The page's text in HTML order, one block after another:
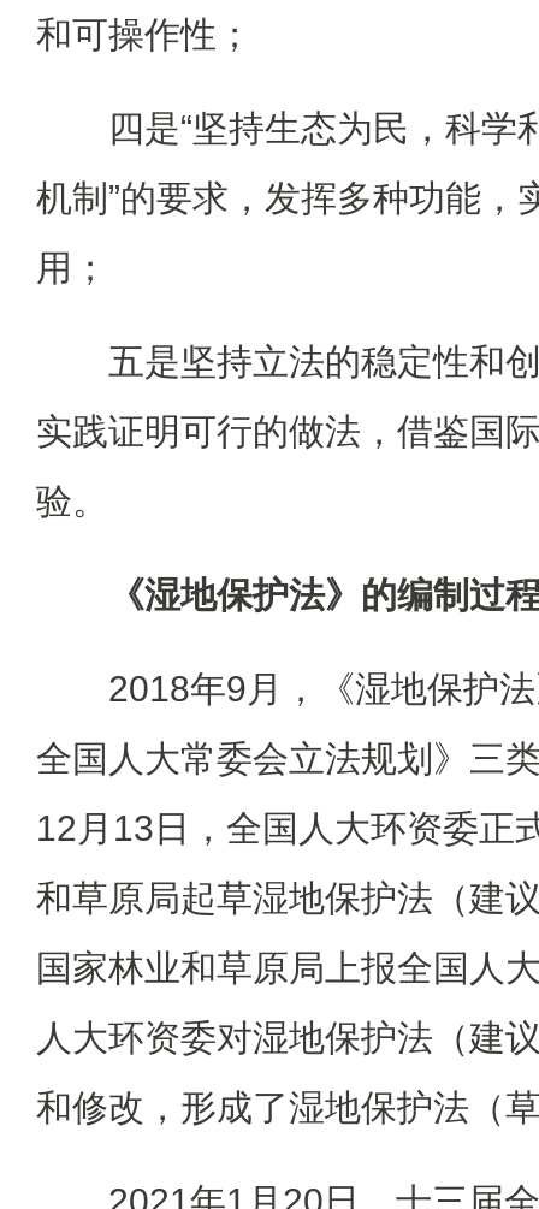
和可操作性；
四是“坚持生态为民，科学
机制”的要求，发挥多种功能，
用；
五是坚持立法的稳定性和
实践证明可行的做法，借鉴国
验。
《湿地保护法》的编制过
2018年9月，《湿地保护
全国人大常委会立法规划》三
12月13日，全国人大环资委正
和草原局起草湿地保护法（建
国家林业和草原局上报全国人
人大环资委对湿地保护法（建
和修改，形成了湿地保护法（
2021年1月20日，十三届